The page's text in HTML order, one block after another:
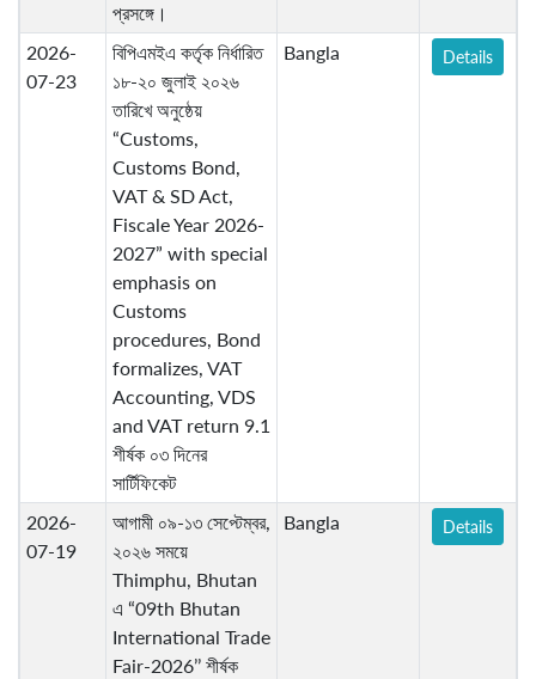
প্রসঙ্গে।
2026-
07-23
বিপিএমইএ কর্তৃক নির্ধারিত
১৮-২০ জুলাই ২০২৬
তারিখে অনুষ্ঠেয়
“Customs,
Customs Bond,
VAT & SD Act,
Fiscale Year 2026-
2027” with special
emphasis on
Customs
procedures, Bond
formalizes, VAT
Accounting, VDS
and VAT return 9.1
শীর্ষক ০৩ দিনের
সার্টিফিকেট
Bangla Details
2026-
07-19
আগামী ০৯-১৩ সেপ্টেম্বর,
২০২৬ সময়ে
Thimphu, Bhutan
এ “09th Bhutan
International Trade
Fair-2026’’ শীর্ষক
Bangla Details